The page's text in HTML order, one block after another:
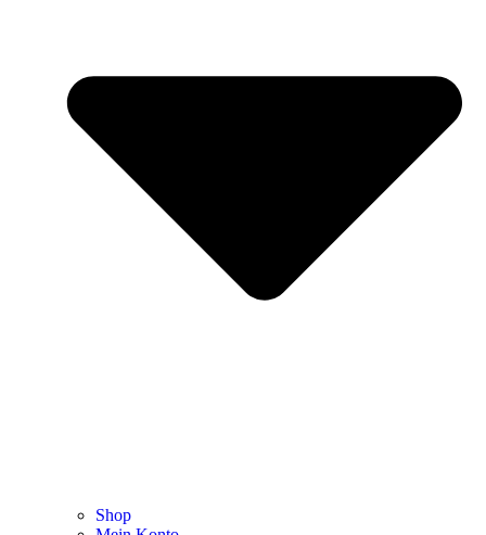
Shop